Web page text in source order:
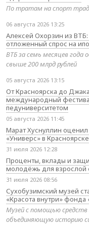
По тратам на спорт
06 августа 2026 13:25
Алексей Охорзин из
отложенный спрос на
ВТБ за семь месяцев года
свыше 200 млрд рублей
05 августа 2026 13:15
От Красноярска до
международный
педуниверситетом
05 августа 2026 11:45
Марат Хуснуллин
«Универс» в Красноярске
31 июля 2026 12:28
Проценты, вклады и
молодёжь для
31 июля 2026 08:56
Сухобузимский музей
«Красота внутри» фонда
Музей с помощью средств
объединяющую историю